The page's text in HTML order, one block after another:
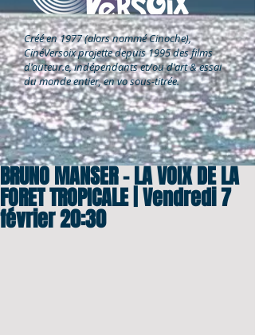
Créé en 1977 (alors nommé Cinoche),
CinéVersoixprojette depuis 1995 des films
d'auteur.e, indépendants et/ou d'art & essai
du monde entier, en vo sous-titrée.
BRUNO MANSER – LA VOIX DE LA
FORET TROPICALE | Vendredi 7
février 20:30